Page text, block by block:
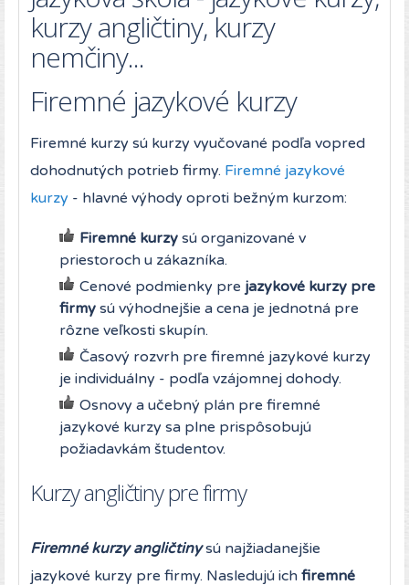
kurzy angličtiny, kurzy
nemčiny...
Firemné jazykové kurzy
Firemné kurzy sú kurzy vyučované podľa vopred
dohodnutých potrieb firmy. Firemné jazykové
kurzy - hlavné výhody oproti bežným kurzom:
Firemné kurzy sú organizované v
priestoroch u zákazníka.
Cenové podmienky pre jazykové kurzy pre
firmy sú výhodnejšie a cena je jednotná pre
rôzne veľkosti skupín.
Časový rozvrh pre firemné jazykové kurzy
je individuálny - podľa vzájomnej dohody.
Osnovy a učebný plán pre firemné
jazykové kurzy sa plne prispôsobujú
požiadavkám študentov.
Kurzy angličtiny pre firmy
Firemné kurzy angličtinysú najžiadanejšie
jazykové kurzy pre firmy. Nasledujú ich firemné